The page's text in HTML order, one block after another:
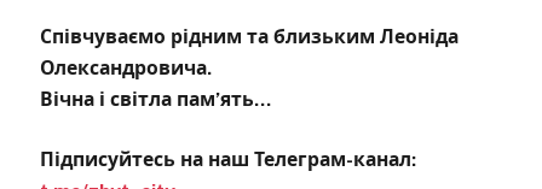
Співчуваємо рідним та близьким Леоніда
Олександровича.
Вічна і світла пам’ять…
Підписуйтесь на наш Телеграм-канал: